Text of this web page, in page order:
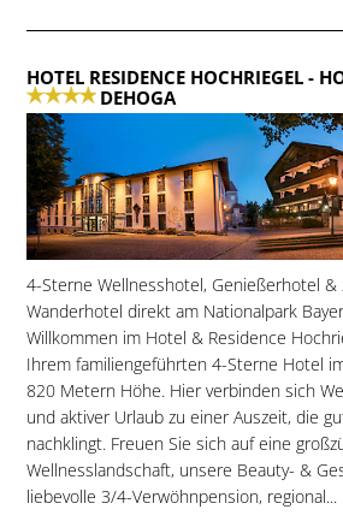
HOTEL RESIDENCE HOCHRIEGEL-
DEHOGA
4-Sterne Wellnesshotel, Genießerhotel &
Wanderhotel direkt am Nationalpark
Willkommen im Hotel & Residence
Ihrem familiengeführten 4-Sterne Hotel
820 Metern Höhe. Hier verbinden sich
und aktiver Urlaub zu einer Auszeit, die
nachklingt. Freuen Sie sich auf eine
Wellnesslandschaft, unsere Beauty- &
liebevolle 3/4-Verwöhnpension, regional...